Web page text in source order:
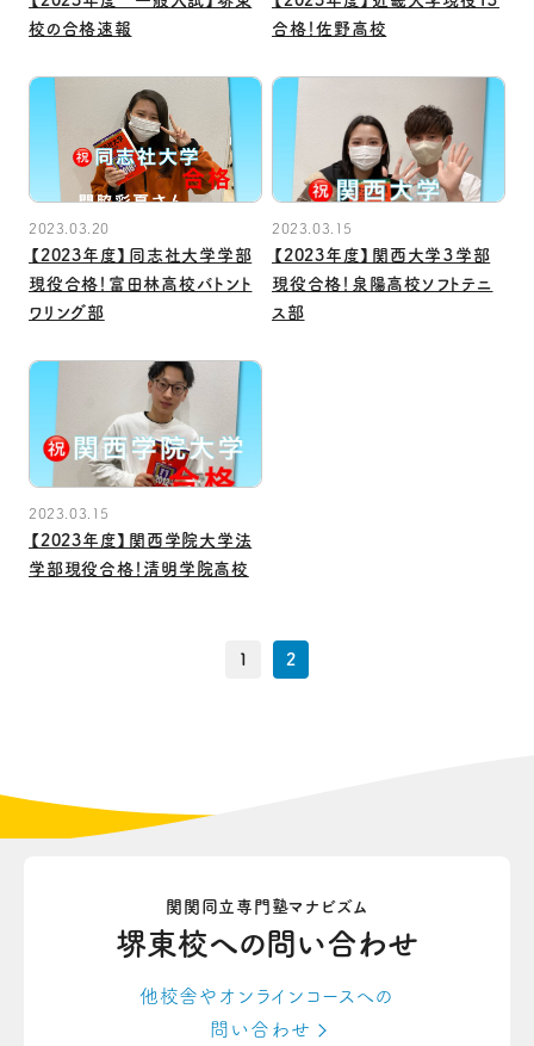
校の合格速報
合格！佐野高校
2023.03.20
【2023年度】同志社大学学部
現役合格！富田林高校バトント
ワリング部
2023.03.15
【2023年度】関西大学３学部
現役合格！泉陽高校ソフトテニ
ス部
2023.03.15
【2023年度】関西学院大学法
学部現役合格！清明学院高校
1 2
関関同立専門塾マナビズム
堺東校への問い合わせ
他校舎やオンラインコースへの
問い合わせ